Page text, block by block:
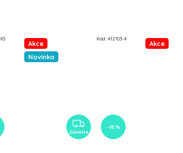
Akce
Novinka
ZDARMA
ZDARMA
–10 %
Kód: 412103-4
Akce